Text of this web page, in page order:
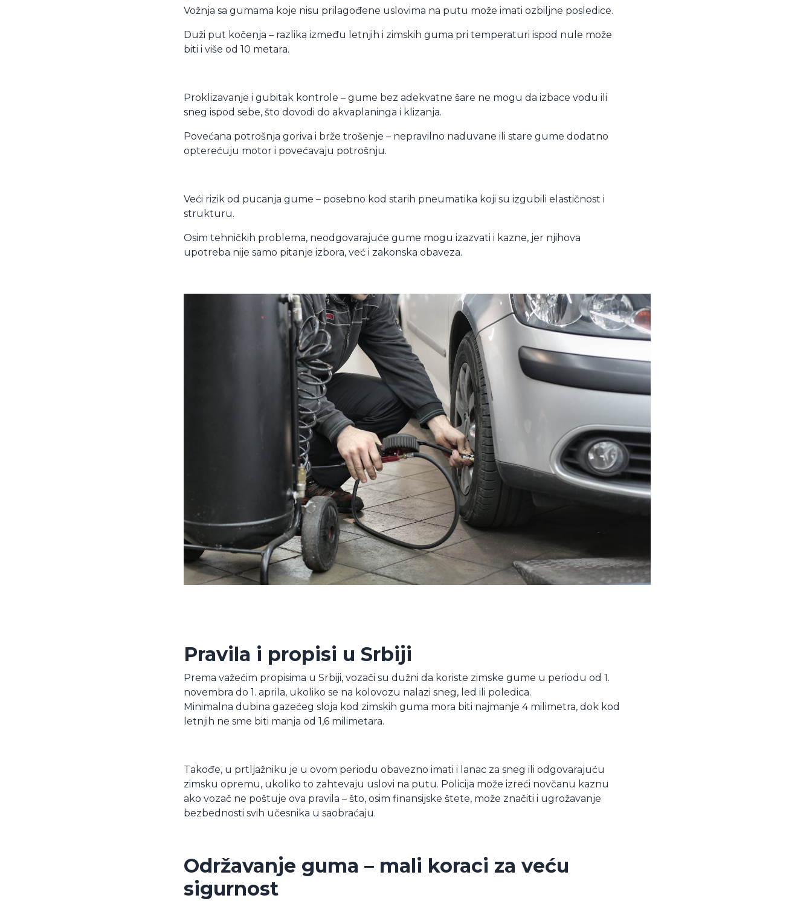
Vožnja sa gumama koje nisu prilagođene uslovima na putu može imati ozbiljne posledice.
Duži put kočenja – razlika između letnjih i zimskih guma pri temperaturi ispod nule može
biti i više od 10 metara.
Proklizavanje i gubitak kontrole – gume bez adekvatne šare ne mogu da izbace vodu ili
sneg ispod sebe, što dovodi do akvaplaninga i klizanja.
Povećana potrošnja goriva i brže trošenje – nepravilno naduvane ili stare gume dodatno
opterećuju motor i povećavaju potrošnju.
Veći rizik od pucanja gume – posebno kod starih pneumatika koji su izgubili elastičnost i
strukturu.
Osim tehničkih problema, neodgovarajuće gume mogu izazvati i kazne, jer njihova
upotreba nije samo pitanje izbora, već i zakonska obaveza.
Pravila i propisi u Srbiji
Prema važećim propisima u Srbiji, vozači su dužni da koriste zimske gume u periodu od 1.
novembra do 1. aprila, ukoliko se na kolovozu nalazi sneg, led ili poledica.
Minimalna dubina gazećeg sloja kod zimskih guma mora biti najmanje 4 milimetra, dok kod
letnjih ne sme biti manja od 1,6 milimetara.
Takođe, u prtljažniku je u ovom periodu obavezno imati i lanac za sneg ili odgovarajuću
zimsku opremu, ukoliko to zahtevaju uslovi na putu. Policija može izreći novčanu kaznu
ako vozač ne poštuje ova pravila – što, osim finansijske štete, može značiti i ugrožavanje
bezbednosti svih učesnika u saobraćaju.
Održavanje guma – mali koraci za veću
sigurnost